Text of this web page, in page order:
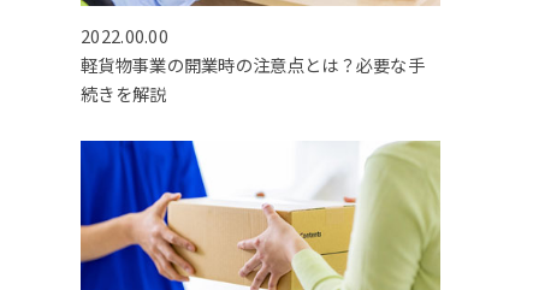
2022.00.00
軽貨物事業の開業時の注意点とは？必要な手
続きを解説